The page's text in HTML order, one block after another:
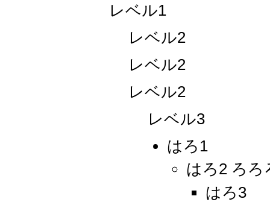
レベル1
レベル2
レベル2
レベル2
レベル3
はろ1
はろ2 ろろ
はろ3